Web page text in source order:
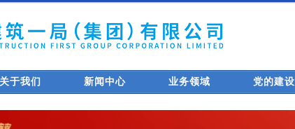
关于我们 新闻中心 业务领域 党的建设